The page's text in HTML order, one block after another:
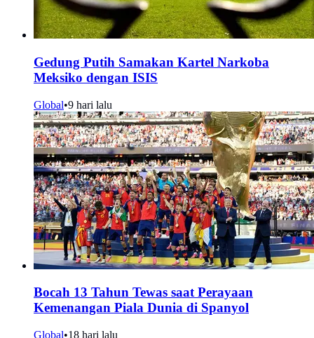
Gedung Putih Samakan Kartel Narkoba
Meksiko dengan ISIS
Global•9 hari lalu
Bocah 13 Tahun Tewas saat Perayaan
Kemenangan Piala Dunia di Spanyol
Global•18 hari lalu